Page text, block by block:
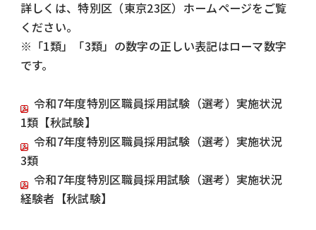
詳しくは、特別区（東京23区）ホームページをご覧
ください。
※「1類」「3類」の数字の正しい表記はローマ数字
です。
令和7年度特別区職員採用試験（選考）実施状況
1類【秋試験】
令和7年度特別区職員採用試験（選考）実施状況
3類
令和7年度特別区職員採用試験（選考）実施状況
経験者【秋試験】